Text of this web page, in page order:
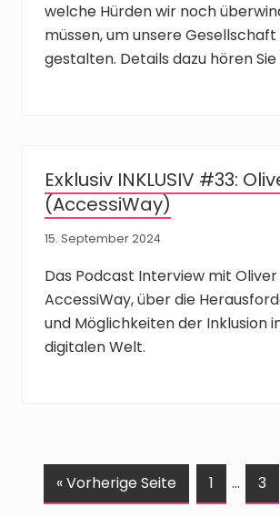
welche Hürden wir noch
müssen, um unsere Gesellschaft
gestalten. Details dazu hören
Exklusiv INKLUSIV #33:
(AccessiWay)
15. September 2024
Das Podcast Interview mit Oliver
AccessiWay, über die
und Möglichkeiten der Inklusion
digitalen Welt.
« Vorherige Seitea
u
S
e
1 …
S
e
3